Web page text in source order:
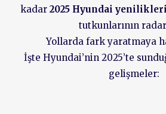
kadar 2025 Hyundai yenilikleri
tutkunlarının
Yollarda fark yaratmaya
İşte Hyundai’nin 2025’te
gelişmeler: